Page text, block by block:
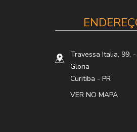
Travessa Italia, 99,
Gloria
Curitiba - PR
VER NO MAPA